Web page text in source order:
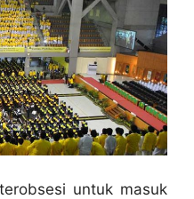
untuk masuk